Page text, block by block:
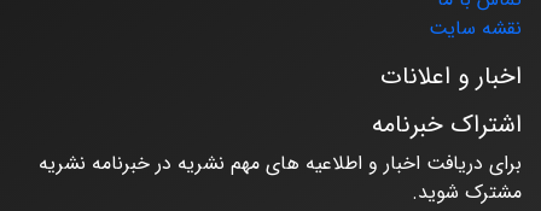
نقشه سایت
اخبار و اعلانات
اشتراک خبرنامه
برای دریافت اخبار و اطلاعیه های مهم نشریه در خبرنامه نشریه
مشترک شوید.